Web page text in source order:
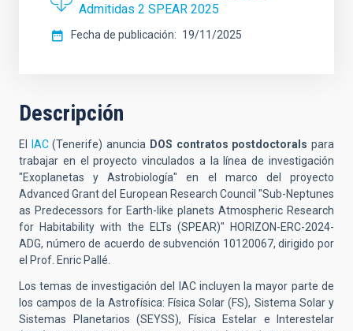
Admitidas 2 SPEAR 2025
Fecha de publicación 19/11/2025
Descripción
El IAC(Tenerife) anuncia DOS contratos postdoctorals para
trabajar en el proyecto vinculados a la línea de investigación
"Exoplanetas y Astrobiología" en el marco del proyecto
Advanced Grant del European Research Council "Sub-Neptunes
as Predecessors for Earth-like planets Atmospheric Research
for Habitability with the ELTs (SPEAR)" HORIZON-ERC-2024-
ADG, número de acuerdo de subvención 10120067, dirigido por
el Prof. Enric Pallé.
Los temas de investigación del IAC incluyen la mayor parte de
los campos de la Astrofísica: Física Solar (FS), Sistema Solar y
Sistemas Planetarios (SEYSS), Física Estelar e Interestelar